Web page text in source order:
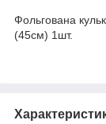
Фольгована
(45см) 1шт.